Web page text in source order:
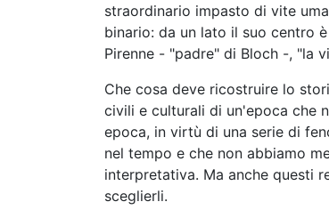
straordinario impasto di vite
binario: da un lato il suo centro
Pirenne - "padre" di Bloch -, "la
Che cosa deve ricostruire lo
civili e culturali di un'epoca che
epoca, in virtù di una serie di
nel tempo e che non abbiamo
interpretativa. Ma anche questi
sceglierli.